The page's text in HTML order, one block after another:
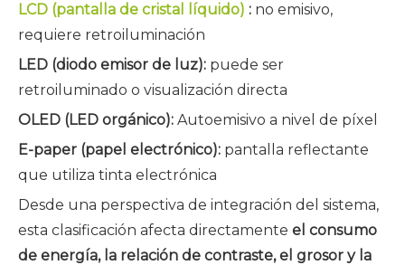
LCD (pantalla de cristal líquido) : no emisivo,
requiere retroiluminación
LED (diodo emisor de luz): puede ser
retroiluminado o visualización directa
OLED (LED orgánico): Autoemisivo a nivel de píxel
E-paper (papel electrónico): pantalla reflectante
que utiliza tinta electrónica
Desde una perspectiva de integración del sistema,
esta clasificación afecta directamente el consumo
de energía, la relación de contraste, el grosor y la